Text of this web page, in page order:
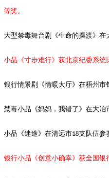
等奖。
大型禁毒舞台剧《生命的摆渡》 在
小品《寸步难行》获北京纪委系统
银行情景剧《情暖大厅》在梧州市
禁毒小品《妈妈，我错了》在大冶
小品《迷途》在清远市18支队伍参
银行小品《创意小确幸》获全国银